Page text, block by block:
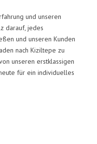
und unseren
darauf, jedes
und unseren Kunden
nach Kiziltepe zu
unseren erstklassigen
für ein individuelles